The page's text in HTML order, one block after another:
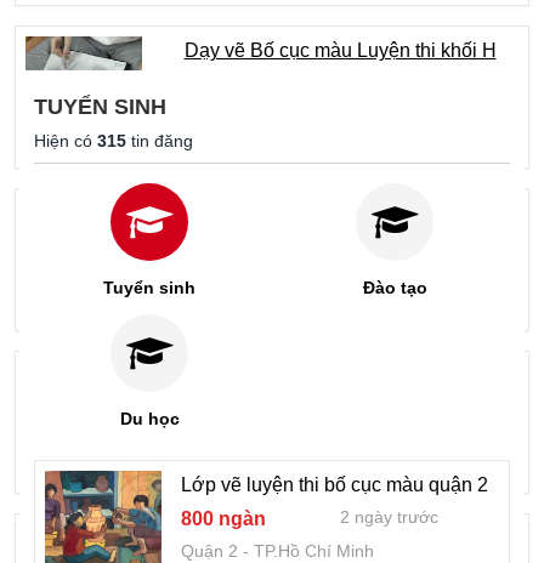
Dạy vẽ Bố cục màu Luyện thi khối H
Lịch Khai Giảng Khóa CẤP TỐC 2026 tại
GÒ VẤP / TÂN PHÚ
Quận Tân Phú
TP.Hồ Chí Minh
LỊCH HỌC IELTS TẠI CET NĂM 2026 –
TUYỂN SINH
Hiện có 315 tin đăng
Tuyển sinh Đào tạo
Du học
Lớp vẽ luyện thi bố cục màu quận 2
800 ngàn
2 ngày trước
Quận 2
TP.Hồ Chí Minh